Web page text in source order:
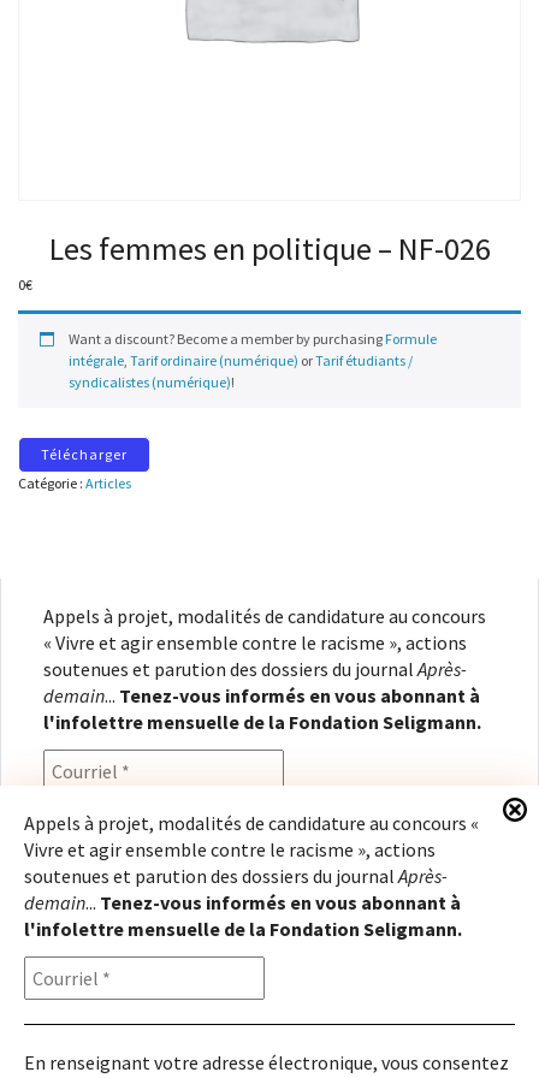
Les femmes en politique – NF-026
0€
Want a discount? Become a member by purchasing Formule
intégrale, Tarif ordinaire (numérique) orTarif étudiants /
syndicalistes (numérique)!
Télécharger
Catégorie : Articles
Appels à projet, modalités de candidature au concours
« Vivre et agir ensemble contre le racisme », actions
soutenues et parution des dossiers du journal Après-
demain... Tenez-vous informés en vous abonnant à
l'infolettre mensuelle de la Fondation Seligmann.
En renseignant votre adresse électronique, vous
consentez à recevoir l'infolettre de la Fondation
Seligmann, conformément à notrepolitique de
confidentialité. Il vous sera possible de vous
désabonner à tout moment.
Appels à projet, modalités de candidature au concours «
Vivre et agir ensemble contre le racisme », actions
soutenues et parution des dossiers du journalAprès-
demain... Tenez-vous informés en vous abonnant à
l'infolettre mensuelle de la Fondation Seligmann.
En renseignant votre adresse électronique, vous consentez